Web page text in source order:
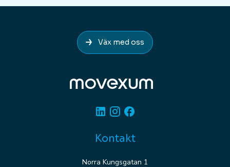
Väx med oss
LinkedinInstagram
Kontakt
Norra Kungsgatan 1